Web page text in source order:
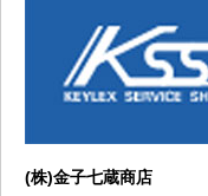
(株)金子七蔵商店